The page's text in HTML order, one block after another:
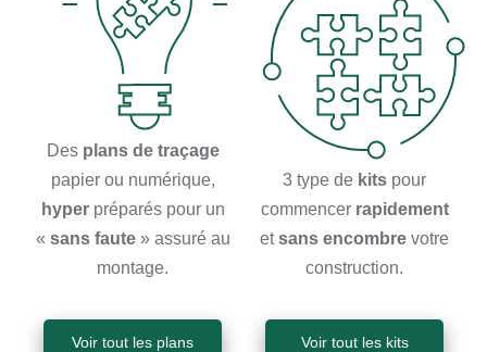
Des plans de traçage
papier ou numérique,
hyper préparés pour un
« sans faute» assuré au
montage.
Voir tout les plans
3 type de kits pour
commencer rapidement
etsans encombre votre
construction.
Voir tout les kits